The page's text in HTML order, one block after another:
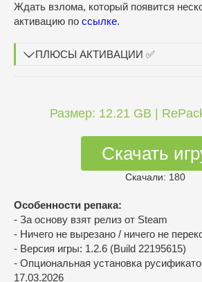
Ждать взлома, который появится
активацию по ссылке.
ПЛЮСЫ АКТИВАЦИИ ✅
Размер: 12.21 GB |
Скачать
Скачали: 180
Особенности репака:
- За основу взят релиз от Steam
- Ничего не вырезано / ничего не
- Версия игры: 1.2.6 (Build 22195615)
- Опциональная установка
17.03.2026